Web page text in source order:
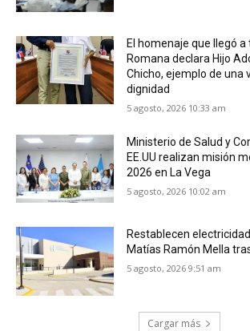
El homenaje que llegó a
Romana declara Hijo
Chicho, ejemplo de una
dignidad
5 agosto, 2026 10:33 am
Ministerio de Salud y
EE.UU realizan misión
2026 en La Vega
5 agosto, 2026 10:02 am
Restablecen
Matías Ramón Mella
5 agosto, 2026 9:51 am
Cargar más